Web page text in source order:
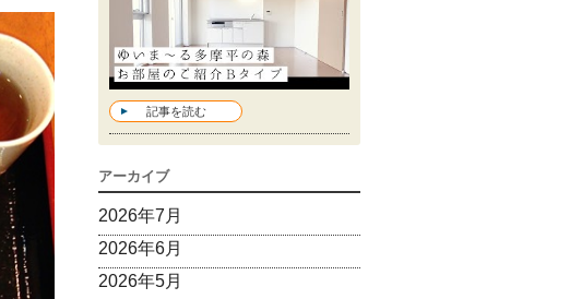
記事を読む
アーカイブ
2026年7月
2026年6月
2026年5月